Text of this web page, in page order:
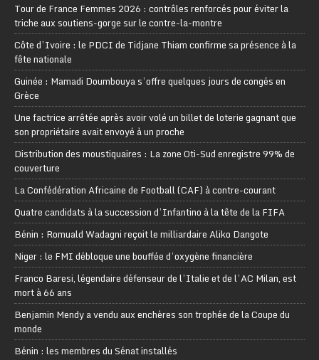
Tour de France Femmes 2026 : contrôles renforcés pour éviter la
triche aux soutiens-gorge sur le contre-la-montre
Côte d’Ivoire : le PDCI de Tidjane Thiam confirme sa présence à la
fête nationale
Guinée : Mamadi Doumbouya s’offre quelques jours de congés en
Grèce
Une factrice arrêtée après avoir volé un billet de loterie gagnant que
son propriétaire avait envoyé à un proche
Distribution des moustiquaires : La zone Oti-Sud enregistre 99% de
couverture
La Confédération Africaine de Football (CAF) à contre-courant
Quatre candidats à la succession d’Infantino à la tête de la FIFA
Bénin : Romuald Wadagni reçoit le milliardaire Aliko Dangote
Niger : le FMI débloque une bouffée d’oxygène financière
Franco Baresi, légendaire défenseur de l’Italie et de l’AC Milan, est
mort à 66 ans
Benjamin Mendy a vendu aux enchères son trophée de la Coupe du
monde
Bénin : les membres du Sénat installés